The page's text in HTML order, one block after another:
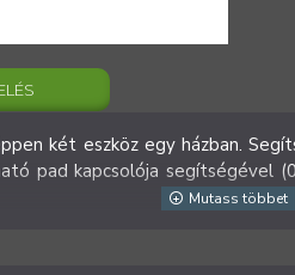
két eszköz egy házban.
pad kapcsolója